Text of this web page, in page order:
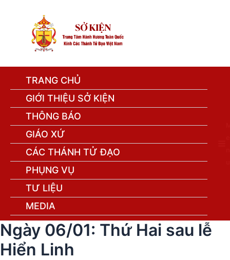
TRANG CHỦ
GIỚI THIỆU SỞ KIỆN
THÔNG BÁO
GIÁO XỨ
CÁC THÁNH TỬ ĐẠO
PHỤNG VỤ
TƯ LIỆU
MEDIA
Ngày 06/01: Thứ Hai sau lễ
Hiển Linh